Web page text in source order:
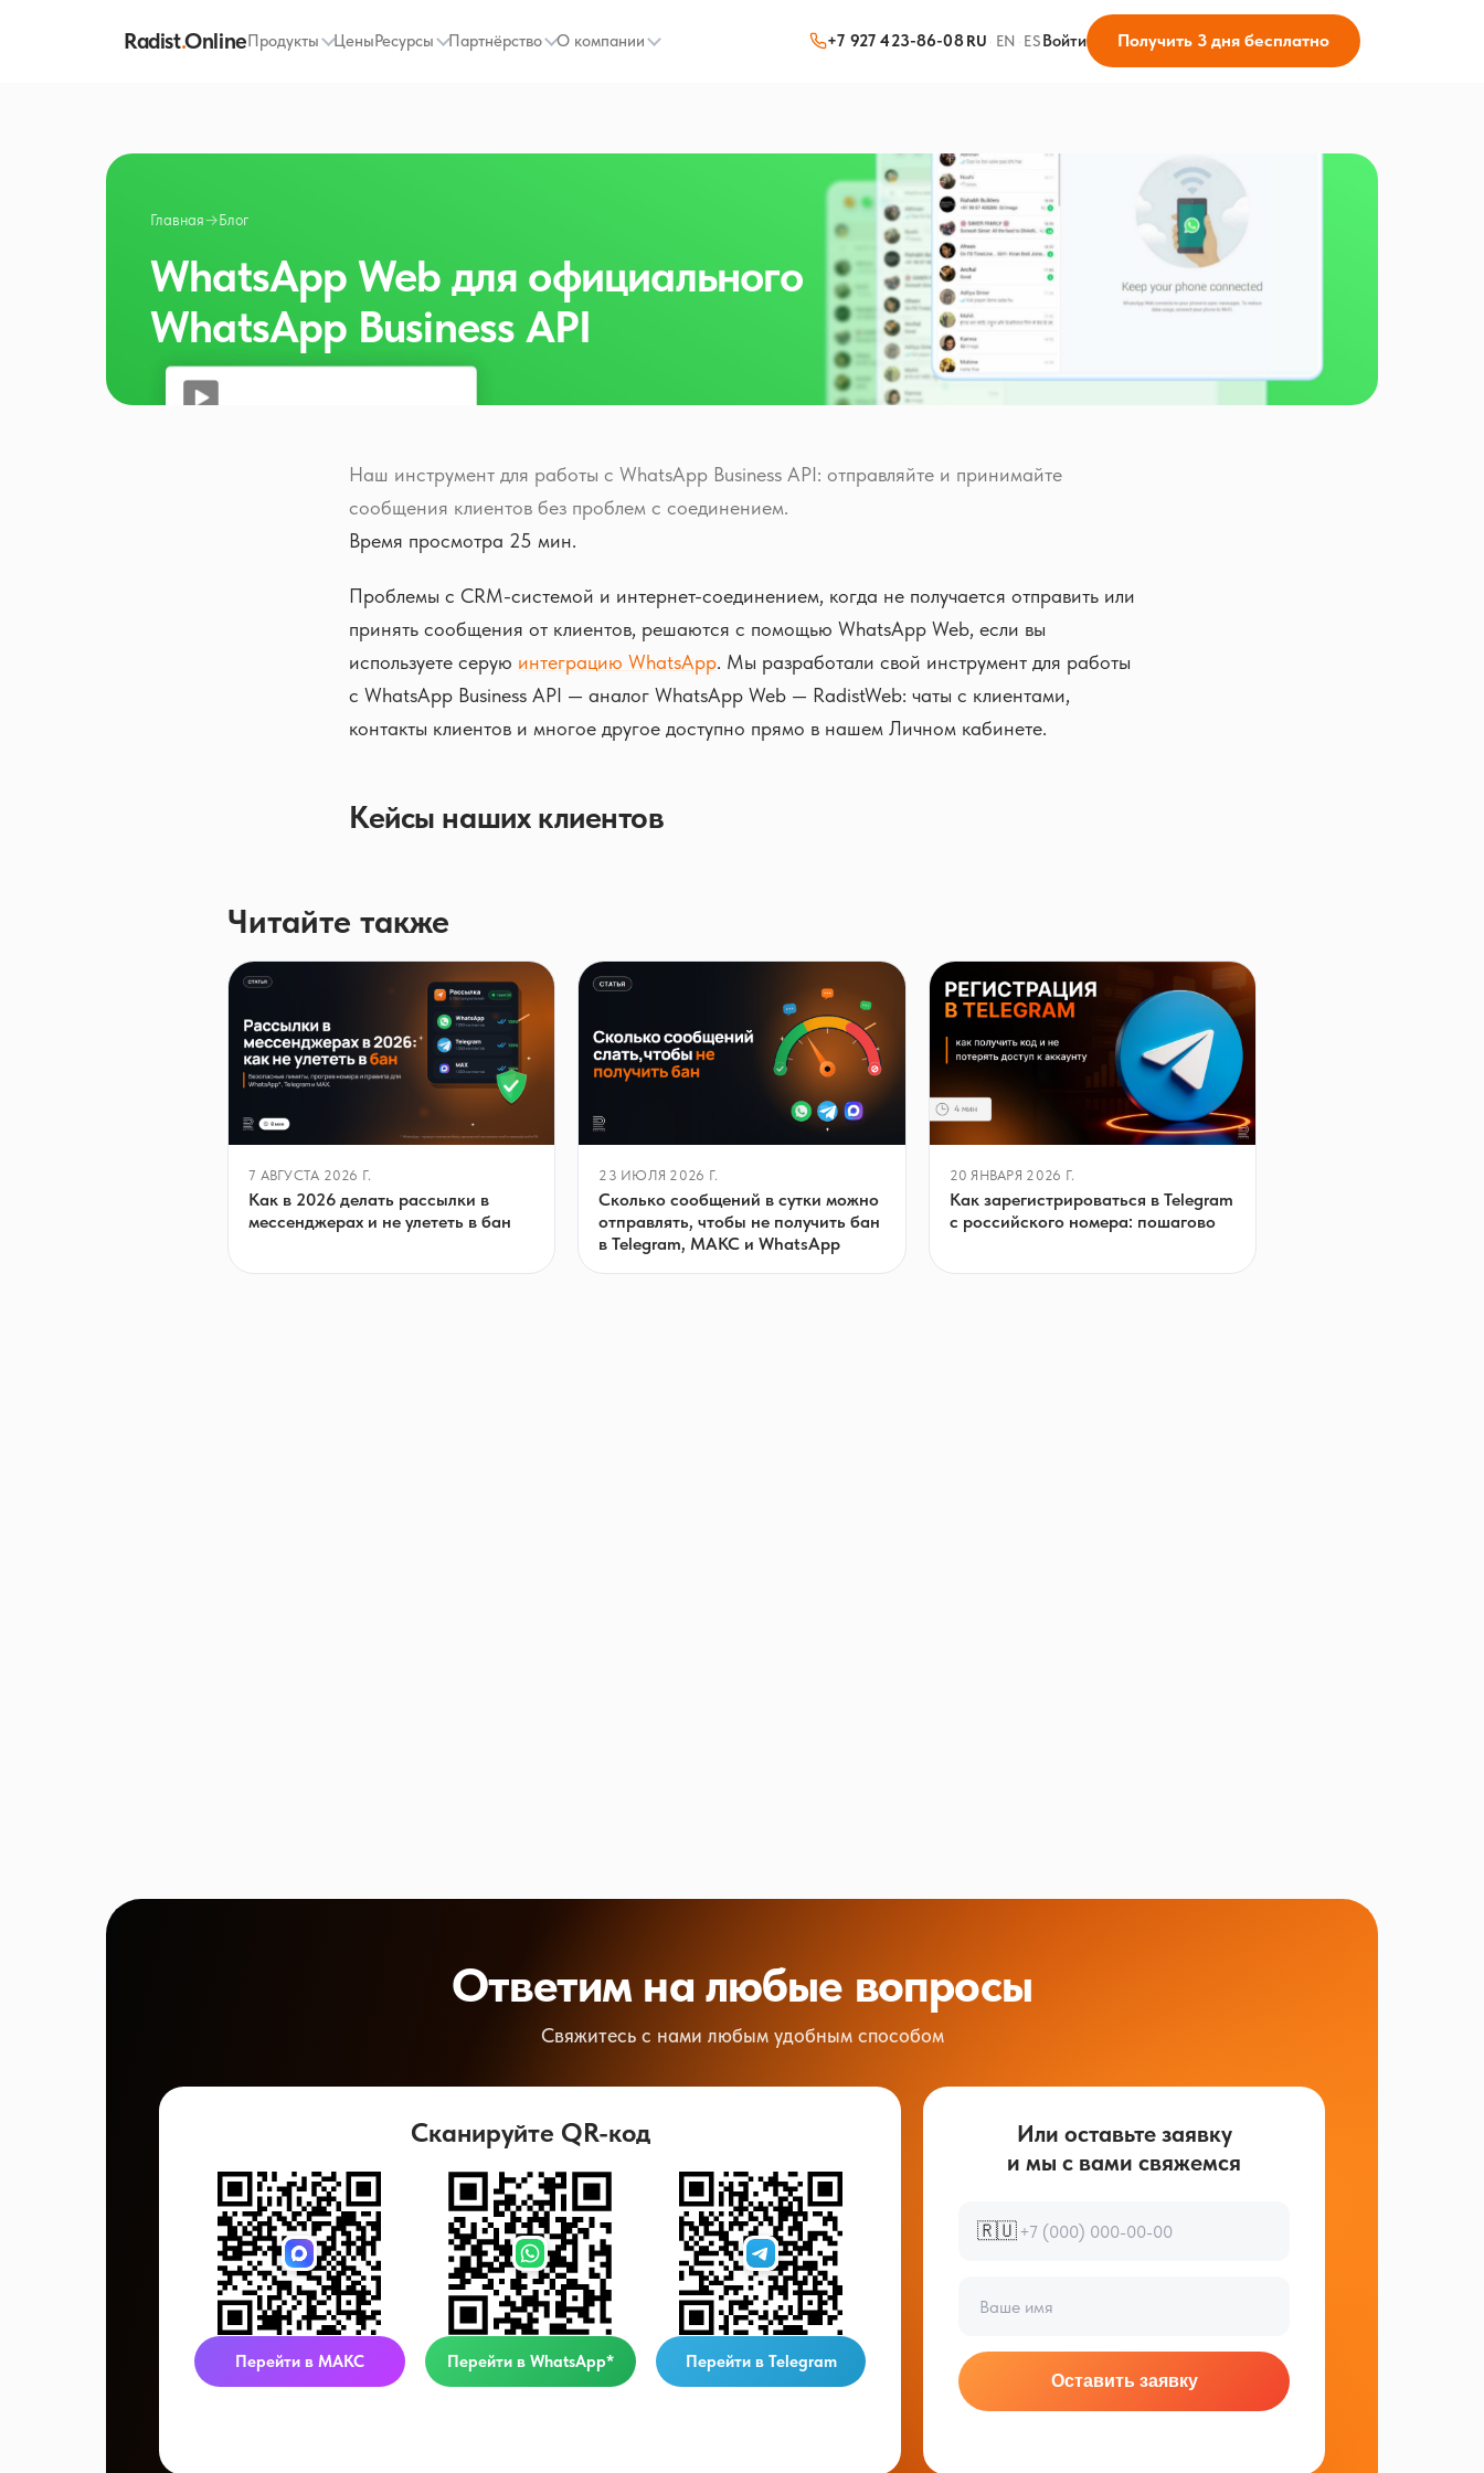
Radist.OnlineПродукты ЦеныРесурсы Партнёрство О компании +7 927 423-86-08 RU · EN · ESВойти Получить 3 дня бесплатно
Главная→Блог
WhatsApp Web для официального
WhatsApp Business API
Наш инструмент для работы с WhatsApp Business API: отправляйте и принимайте
сообщения клиентов без проблем с соединением.
Время просмотра 25 мин.
Проблемы с CRM-системой и интернет-соединением, когда не получается отправить или
принять сообщения от клиентов, решаются с помощью WhatsApp Web, если вы
используете серую интеграцию WhatsApp. Мы разработали свой инструмент для работы
с WhatsApp Business API — аналог WhatsApp Web — RadistWeb: чаты с клиентами,
контакты клиентов и многое другое доступно прямо в нашем Личном кабинете.
Кейсы наших клиентов
Читайте также
7 АВГУСТА 2026 Г.
Как в 2026 делать рассылки в
мессенджерах и не улететь в бан
23 ИЮЛЯ 2026 Г.
Сколько сообщений в сутки можно
отправлять, чтобы не получить бан
в Telegram, МАКС и WhatsApp
20 ЯНВАРЯ 2026 Г.
Как зарегистрироваться в Telegram
с российского номера: пошагово
Ответим на любые вопросы
Свяжитесь с нами любым удобным способом
Сканируйте QR-код
Перейти в МАКС Перейти в WhatsApp* Перейти в Telegram
Или оставьте заявку
и мы с вами свяжемся
🇷🇺
Оставить заявку